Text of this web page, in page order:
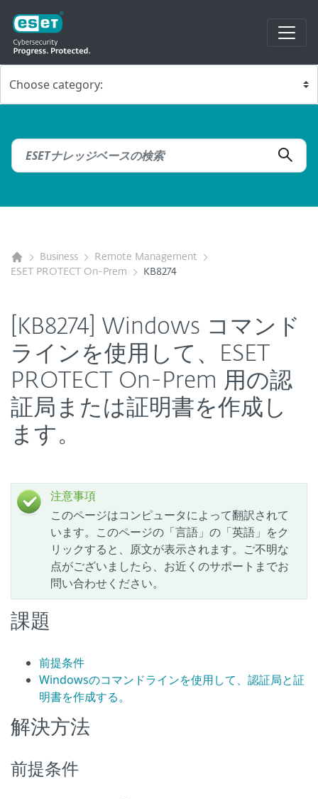
Business
Remote Management
ESET PROTECT On-Prem
KB8274
[KB8274] Windows コマンド
ラインを使用して、ESET
PROTECT On-Prem 用の認
証局または証明書を作成し
ます。
注意事項
このページはコンピュータによって翻訳されて
います。このページの「言語」の「英語」をク
リックすると、原文が表示されます。ご不明な
点がございましたら、お近くのサポートまでお
問い合わせください。
課題
前提条件
Windowsのコマンドラインを使用して、認証局と証
明書を作成する。
解決方法
前提条件